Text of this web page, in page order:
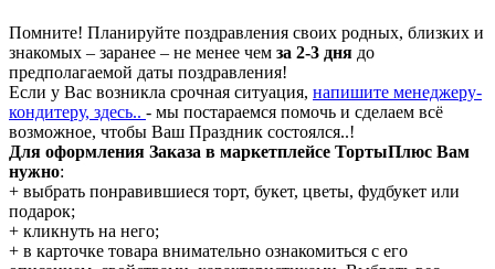
Помните! Планируйте поздравления своих родных, близких и
знакомых – заранее – не менее чем за 2-3 дня до
предполагаемой даты поздравления!
Если у Вас возникла срочная ситуация, напишите менеджеру-
кондитеру, здесь.. - мы постараемся помочь и сделаем всё
возможное, чтобы Ваш Праздник состоялся..!
Для оформления Заказа в маркетплейсе ТортыПлюс Вам
нужно:
+ выбрать понравившиеся торт, букет, цветы, фудбукет или
подарок;
+ кликнуть на него;
+ в карточке товара внимательно ознакомиться с его